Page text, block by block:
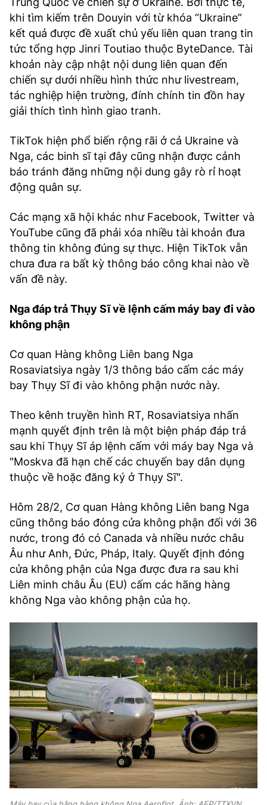
khi tìm kiếm trên Douyin với từ khóa “Ukraine”
kết quả được đề xuất chủ yếu liên quan trang tin
tức tổng hợp Jinri Toutiao thuộc ByteDance. Tài
khoản này cập nhật nội dung liên quan đến
chiến sự dưới nhiều hình thức như livestream,
tác nghiệp hiện trường, đính chính tin đồn hay
giải thích tình hình giao tranh.
TikTok hiện phổ biến rộng rãi ở cả Ukraine và
Nga, các binh sĩ tại đây cũng nhận được cảnh
báo tránh đăng những nội dung gây rò rỉ hoạt
động quân sự.
Các mạng xã hội khác như Facebook, Twitter và
YouTube cũng đã phải xóa nhiều tài khoản đưa
thông tin không đúng sự thực. Hiện TikTok vẫn
chưa đưa ra bất kỳ thông báo công khai nào về
vấn đề này.
Nga đáp trả Thụy Sĩ về lệnh cấm máy bay đi vào
không phận
Cơ quan Hàng không Liên bang Nga
Rosaviatsiya ngày 1/3 thông báo cấm các máy
bay Thụy Sĩ đi vào không phận nước này.
Theo kênh truyền hình RT, Rosaviatsiya nhấn
mạnh quyết định trên là một biện pháp đáp trả
sau khi Thụy Sĩ áp lệnh cấm với máy bay Nga và
"Moskva đã hạn chế các chuyến bay dân dụng
thuộc về hoặc đăng ký ở Thụy Sĩ".
Hôm 28/2, Cơ quan Hàng không Liên bang Nga
cũng thông báo đóng cửa không phận đối với 36
nước, trong đó có Canada và nhiều nước châu
Âu như Anh, Đức, Pháp, Italy. Quyết định đóng
cửa không phận của Nga được đưa ra sau khi
Liên minh châu Âu (EU) cấm các hãng hàng
không Nga vào không phận của họ.